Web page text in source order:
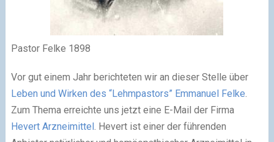
Pastor Felke 1898
Vor gut einem Jahr berichteten wir an dieser Stelle über
Leben und Wirken des “Lehmpastors” Emmanuel Felke.
Zum Thema erreichte uns jetzt eine E-Mail der Firma
Hevert Arzneimittel. Hevert ist einer der führenden